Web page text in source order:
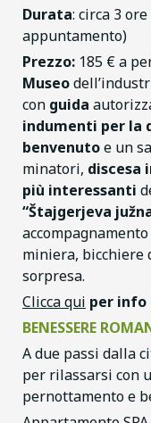
Durata: circa 3 ore
appuntamento)
Prezzo: 185 € a
Museo
con guida
indumenti per la
benvenutoe un
minatori, discesa
più interessanti
“Štajgerjeva
miniera, bicchiere
sorpresa.
Clicca qui per info
BENESSERE
A due passi dalla
per rilassarsi con
pernottamento e